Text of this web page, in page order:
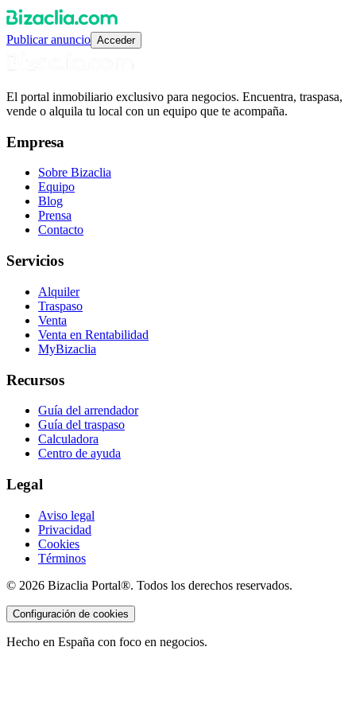
Publicar anuncio Acceder
El portal inmobiliario exclusivo para negocios. Encuentra, traspasa,
vende o alquila tu local con un equipo que te acompaña.
Empresa
Sobre Bizaclia
Equipo
Blog
Prensa
Contacto
Servicios
Alquiler
Traspaso
Venta
Venta en Rentabilidad
MyBizaclia
Recursos
Guía del arrendador
Guía del traspaso
Calculadora
Centro de ayuda
Legal
Aviso legal
Privacidad
Cookies
Términos
© 2026 Bizaclia Portal®. Todos los derechos reservados.
Configuración de cookies
Hecho en España con foco en negocios.